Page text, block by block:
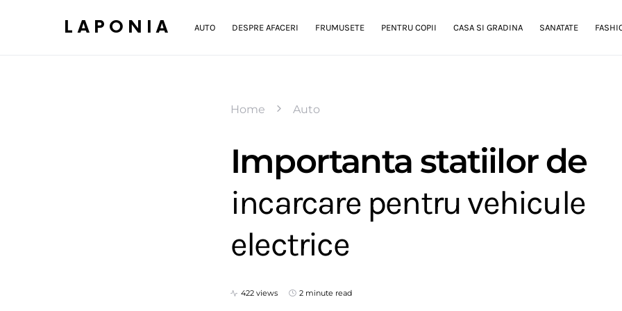
LAPONIA AUTO DESPRE AFACERI FRUMUSETE PENTRU COPII CASA SI GRADINA SANATATE
Home Auto
Importanta statiilor de
incarcare pentru vehicule
electrice
422 views 2 minute read